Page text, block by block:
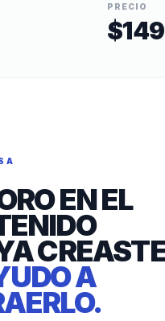
PRECIO
$149
EN EL
A